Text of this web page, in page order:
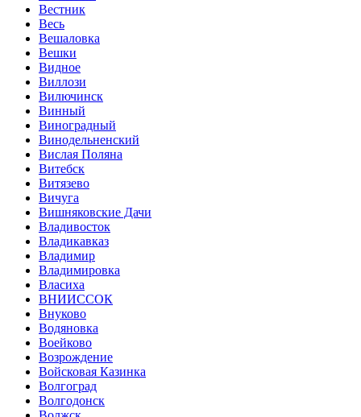
Вестник
Весь
Вешаловка
Вешки
Видное
Виллози
Вилючинск
Винный
Виноградный
Винодельненский
Вислая Поляна
Витебск
Витязево
Вичуга
Вишняковские Дачи
Владивосток
Владикавказ
Владимир
Владимировка
Власиха
ВНИИССОК
Внуково
Водяновка
Воейково
Возрождение
Войсковая Казинка
Волгоград
Волгодонск